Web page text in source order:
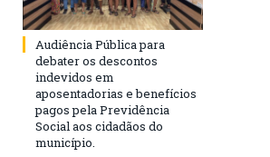
Audiência Pública para
debater os descontos
indevidos em
aposentadorias e benefícios
pagos pela Previdência
Social aos cidadãos do
município.